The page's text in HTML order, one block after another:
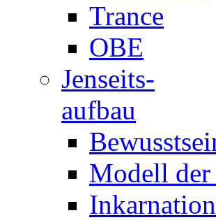
Trance
OBE
Jenseits-
aufbau
Modell der